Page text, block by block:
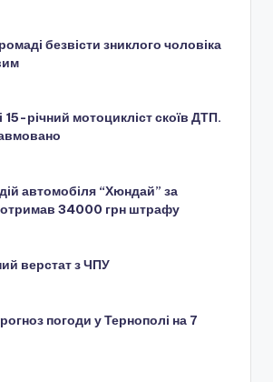
безвісти зниклого чоловіка
15-річний мотоцикліст скоїв ДТП.
автомобіля “Хюндай” за
отримав 34000 грн штрафу
верстат з ЧПУ
погоди у Тернополі на 7